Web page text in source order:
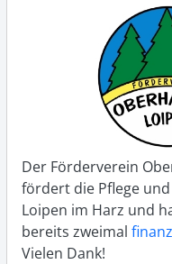
Der Förderverein
fördert die Pflege
Loipen im Harz und
bereits zweimal
Vielen Dank!